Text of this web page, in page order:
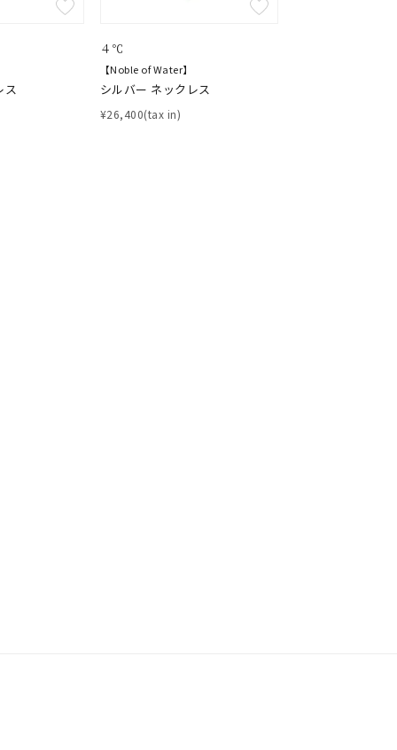
ユニセックス
ス
４℃
【Noble of Water】
シルバー ネックレス
¥26,400(tax in)